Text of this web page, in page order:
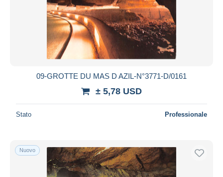
09-GROTTE DU MAS D AZIL-N°3771-D/0161
± 5,78 USD
Stato Professionale
Nuovo